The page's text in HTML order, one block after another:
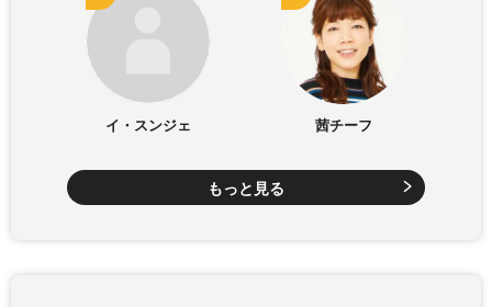
イ・スンジェ 茜チーフ
もっと見る